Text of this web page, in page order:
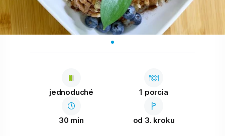
jednoduché 1 porcia
30 min od 3. kroku